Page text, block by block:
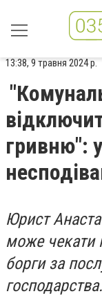
13:38, 9 травня 2024 р.
гривню":
Юрист
може чекати
борги за